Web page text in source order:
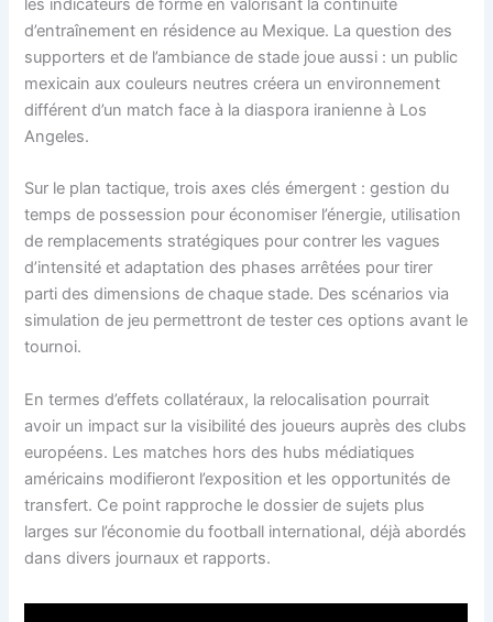
les indicateurs de forme en valorisant la continuité
d’entraînement en résidence au Mexique. La question des
supporters et de l’ambiance de stade joue aussi : un public
mexicain aux couleurs neutres créera un environnement
différent d’un match face à la diaspora iranienne à Los
Angeles.
Sur le plan tactique, trois axes clés émergent : gestion du
temps de possession pour économiser l’énergie, utilisation
de remplacements stratégiques pour contrer les vagues
d’intensité et adaptation des phases arrêtées pour tirer
parti des dimensions de chaque stade. Des scénarios via
simulation de jeu permettront de tester ces options avant le
tournoi.
En termes d’effets collatéraux, la relocalisation pourrait
avoir un impact sur la visibilité des joueurs auprès des clubs
européens. Les matches hors des hubs médiatiques
américains modifieront l’exposition et les opportunités de
transfert. Ce point rapproche le dossier de sujets plus
larges sur l’économie du football international, déjà abordés
dans divers journaux et rapports.